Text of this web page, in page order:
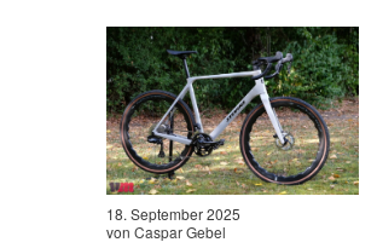
18. September 2025
von Caspar Gebel